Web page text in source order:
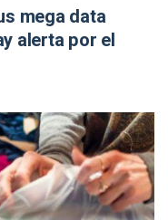
mega data
alerta por el